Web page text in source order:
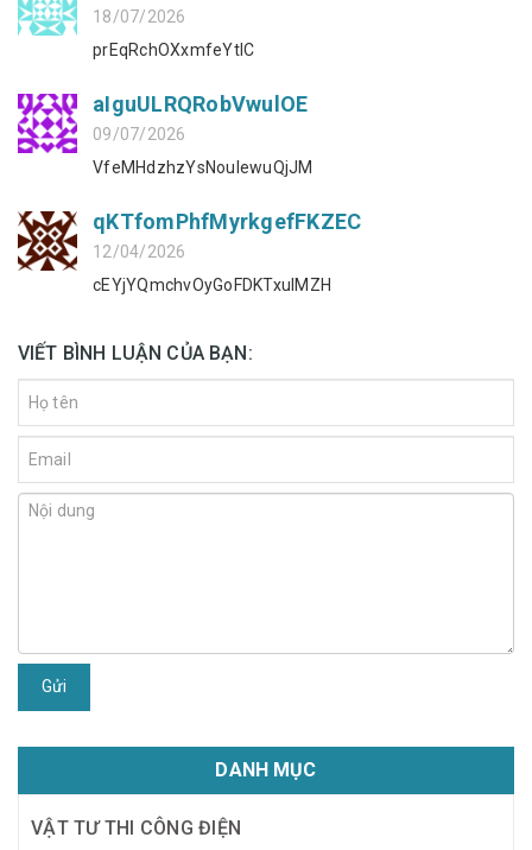
18/07/2026
prEqRchOXxmfeYtIC
aIguULRQRobVwulOE
09/07/2026
VfeMHdzhzYsNouIewuQjJM
qKTfomPhfMyrkgefFKZEC
12/04/2026
cEYjYQmchvOyGoFDKTxulMZH
VIẾT BÌNH LUẬN CỦA BẠN:
Gửi
DANH MỤC
VẬT TƯ THI CÔNG ĐIỆN